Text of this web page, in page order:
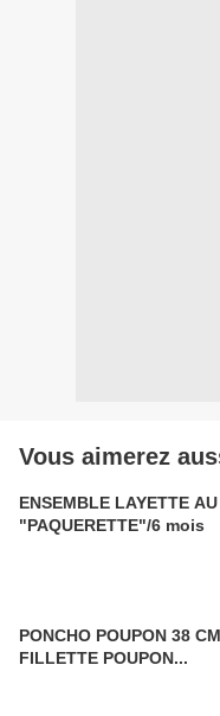
Vous aimerez
ENSEMBLE LAYETTE
"PAQUERETTE"/6 mois
PONCHO POUPON 38
FILLETTE POUPON...